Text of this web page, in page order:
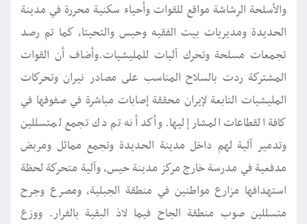
والأسلحة الرشاشة مواقع للقوات وأحياء سكنية محررة في مدينة
الحديدة ومديريات بيت الفقيه وحيس والتحيتا، كما تم رصد
تجمعات مسلحة وتحرك آليات للمليشيات.وأضاف أن القوات
المشتركة ردت بالسلاح المناسب على مصادر نيران وتحركات
المليشيات التابعة لإيران محققة إصابات مباشرة في صفوفها في
كافة القطاعات المشار إليها. وأكد أنه تم دك تجمع لمتسللين
وتدمير آلية لهم داخل مدينة الحديدة وتجمع مماثل ومربض
مدفعية في مدرسة خارج مركز مدينة حيس، وآلية متحركة لحظة
استهدافها مزارع مواطنين في منطقة الجبلية، ومصرع وجرح
متسللين صوب منطقة الجاح فيما لاذ البقية بالفرار. ووزع